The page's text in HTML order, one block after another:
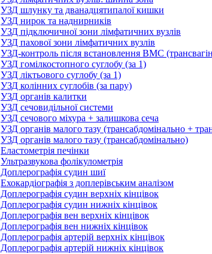
УЗД шлунку та дванадцятипалої кишки
УЗД нирок та наднирників
УЗД підключичної зони лімфатичних вузлів
УЗД пахової зони лімфатичних вузлів
УЗД-контроль після встановлення ВМС
УЗД гомілкостопного суглобу (за 1)
УЗД ліктьового суглобу (за 1)
УЗД колінних суглобів (за пару)
УЗД органів калитки
УЗД сечовидільної системи
УЗД сечового міхура + залишкова сеча
УЗД органів малого тазу (трансабдомінально +
УЗД органів малого тазу (трансабдомінально)
Еластометрія печінки
Ультразвукова фолікулометрія
Доплерографія судин шиї
Ехокардіографія з доплерівським аналізом
Доплерографія судин верхніх кінцівок
Доплерографія судин нижніх кінцівок
Доплерографія вен верхніх кінцівок
Доплерографія вен нижніх кінцівок
Доплерографія артерій верхніх кінцівок
Доплерографія артерій нижніх кінцівок